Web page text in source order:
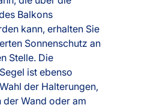
Balkons
kann, erhalten Sie
Sonnenschutz an
Stelle. Die
ist ebenso
der Halterungen,
Wand oder am